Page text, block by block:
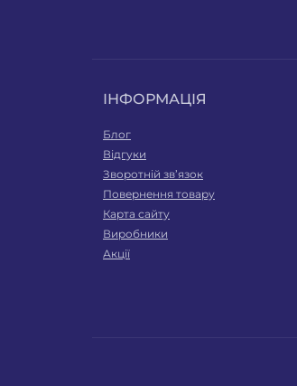
ІНФОРМАЦІЯ
Блог
Відгуки
Зворотній зв’язок
Повернення товару
Карта сайту
Виробники
Акції